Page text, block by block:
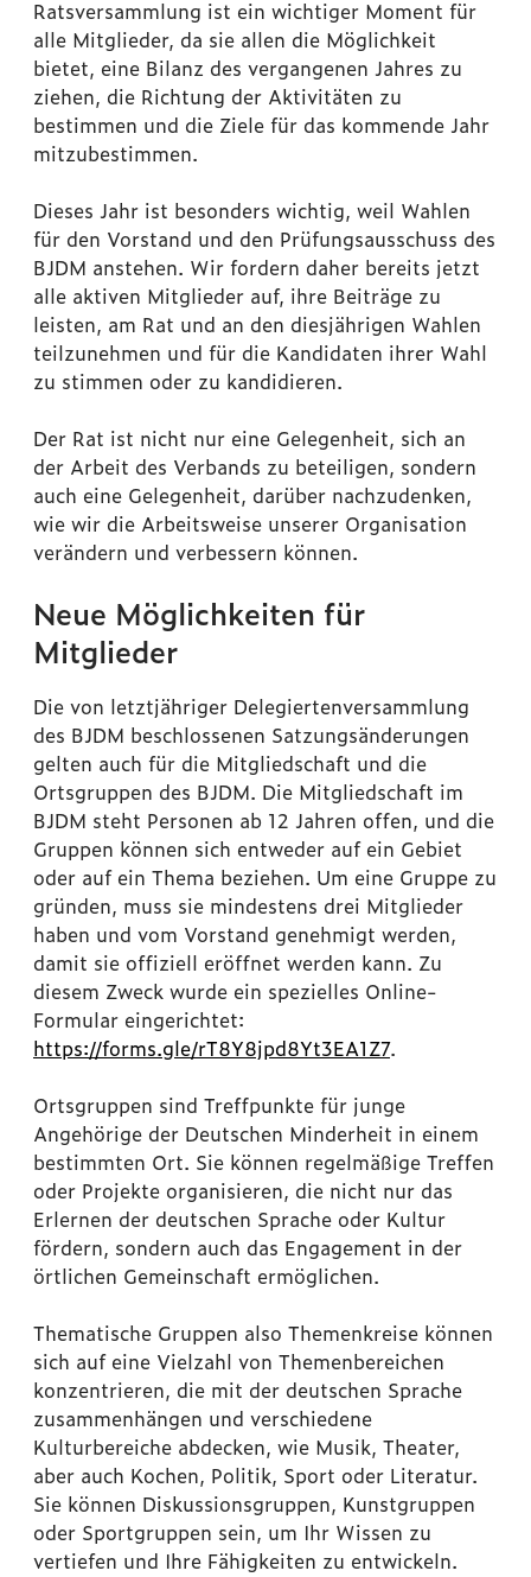
Ratsversammlung ist ein wichtiger Moment für
alle Mitglieder, da sie allen die Möglichkeit
bietet, eine Bilanz des vergangenen Jahres zu
ziehen, die Richtung der Aktivitäten zu
bestimmen und die Ziele für das kommende Jahr
mitzubestimmen.
Dieses Jahr ist besonders wichtig, weil Wahlen
für den Vorstand und den Prüfungsausschuss des
BJDM anstehen. Wir fordern daher bereits jetzt
alle aktiven Mitglieder auf, ihre Beiträge zu
leisten, am Rat und an den diesjährigen Wahlen
teilzunehmen und für die Kandidaten ihrer Wahl
zu stimmen oder zu kandidieren.
Der Rat ist nicht nur eine Gelegenheit, sich an
der Arbeit des Verbands zu beteiligen, sondern
auch eine Gelegenheit, darüber nachzudenken,
wie wir die Arbeitsweise unserer Organisation
verändern und verbessern können.
Neue Möglichkeiten für
Mitglieder
Die von letztjähriger Delegiertenversammlung
des BJDM beschlossenen Satzungsänderungen
gelten auch für die Mitgliedschaft und die
Ortsgruppen des BJDM. Die Mitgliedschaft im
BJDM steht Personen ab 12 Jahren offen, und die
Gruppen können sich entweder auf ein Gebiet
oder auf ein Thema beziehen. Um eine Gruppe zu
gründen, muss sie mindestens drei Mitglieder
haben und vom Vorstand genehmigt werden,
damit sie offiziell eröffnet werden kann. Zu
diesem Zweck wurde ein spezielles Online-
Formular eingerichtet:
https://forms.gle/rT8Y8jpd8Yt3EA1Z7.
Ortsgruppen sind Treffpunkte für junge
Angehörige der Deutschen Minderheit in einem
bestimmten Ort. Sie können regelmäßige Treffen
oder Projekte organisieren, die nicht nur das
Erlernen der deutschen Sprache oder Kultur
fördern, sondern auch das Engagement in der
örtlichen Gemeinschaft ermöglichen.
Thematische Gruppen also Themenkreise können
sich auf eine Vielzahl von Themenbereichen
konzentrieren, die mit der deutschen Sprache
zusammenhängen und verschiedene
Kulturbereiche abdecken, wie Musik, Theater,
aber auch Kochen, Politik, Sport oder Literatur.
Sie können Diskussionsgruppen, Kunstgruppen
oder Sportgruppen sein, um Ihr Wissen zu
vertiefen und Ihre Fähigkeiten zu entwickeln.